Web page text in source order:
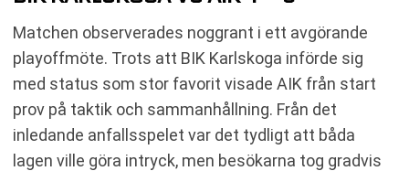
Matchen observerades noggrant i ett avgörande
playoffmöte. Trots att BIK Karlskoga införde sig
med status som stor favorit visade AIK från start
prov på taktik och sammanhållning. Från det
inledande anfallsspelet var det tydligt att båda
lagen ville göra intryck, men besökarna tog gradvis